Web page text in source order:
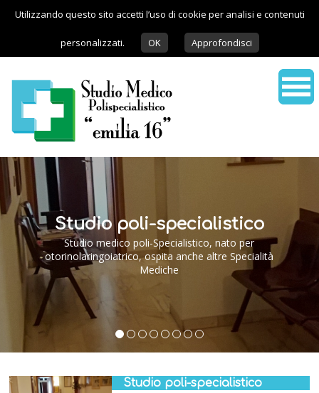
Utilizzando questo sito accetti l’uso di cookie per analisi e contenuti
personalizzati. OK Approfondisci
Studio poli-specialistico
Studio medico poli-Specialistico, nato per
otorinolaringoiatrico, ospita anche altre Specialità
Mediche
Studio poli-specialistico